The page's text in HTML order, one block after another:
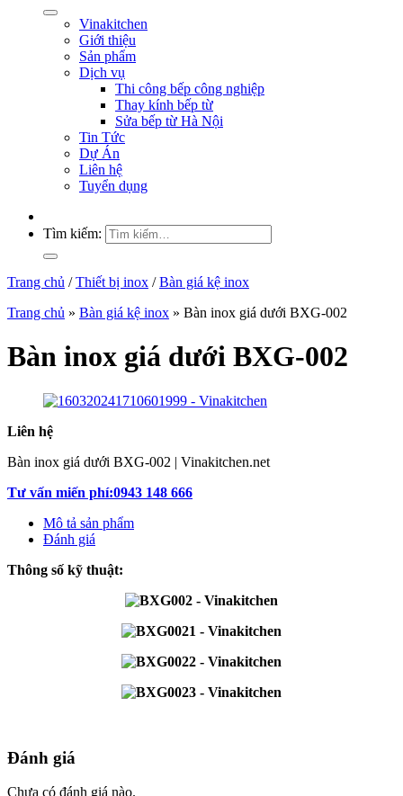
Vinakitchen
Giới thiệu
Sản phẩm
Dịch vụ
Thi công bếp công nghiệp
Thay kính bếp từ
Sửa bếp từ Hà Nội
Tin Tức
Dự Án
Liên hệ
Tuyển dụng
Tìm kiếm:
Trang chủ / Thiết bị inox / Bàn giá kệ inox
Trang chủ » Bàn giá kệ inox » Bàn inox giá dưới BXG-002
Bàn inox giá dưới BXG-002
Liên hệ
Bàn inox giá dưới BXG-002 | Vinakitchen.net
Tư vấn miến phí:0943 148 666
Mô tả sản phẩm
Đánh giá
Thông số kỹ thuật:
Đánh giá
Chưa có đánh giá nào.